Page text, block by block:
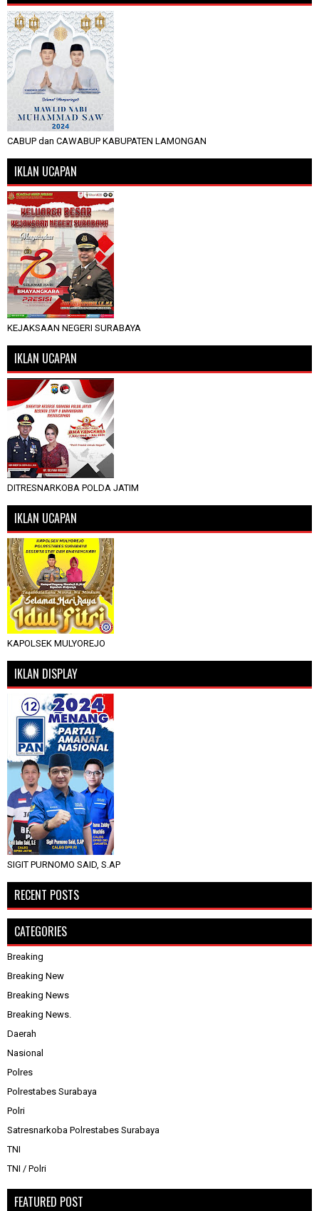
CABUP dan CAWABUP KABUPATEN LAMONGAN
IKLAN UCAPAN
KEJAKSAAN NEGERI SURABAYA
IKLAN UCAPAN
DITRESNARKOBA POLDA JATIM
IKLAN UCAPAN
KAPOLSEK MULYOREJO
IKLAN DISPLAY
SIGIT PURNOMO SAID, S.AP
RECENT POSTS
CATEGORIES
Breaking
Breaking New
Breaking News
Breaking News.
Daerah
Nasional
Polres
Polrestabes Surabaya
Polri
Satresnarkoba Polrestabes Surabaya
TNI
TNI / Polri
FEATURED POST